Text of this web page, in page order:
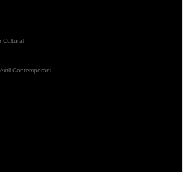
Cultural
Contemporani